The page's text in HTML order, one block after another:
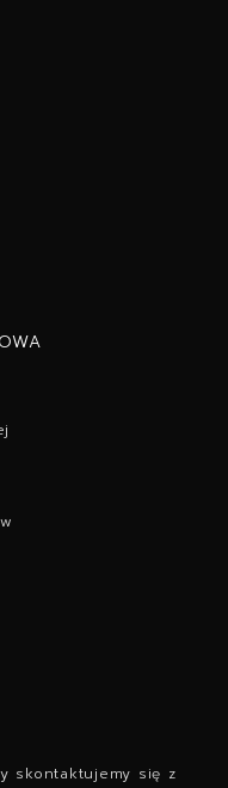
skontaktujemy się z